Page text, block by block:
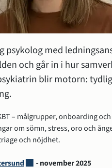
Härjedalen
psykolog med
och går in i hur
blir motorn:
– målgrupper, onboarding
om sömn, stress, oro och
och nöjdhet.
Länk till annan
- november 2025